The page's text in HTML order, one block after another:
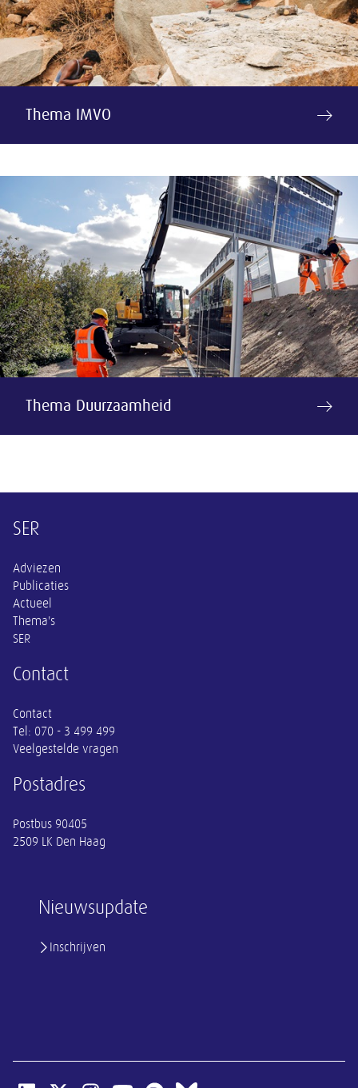
Thema IMVO
Thema Duurzaamheid
Overige informatie
Nieuwsupdate
Inschrijven
SER
Adviezen
Publicaties
Actueel
Thema's
SER
Contact
Contact
Tel: 070 - 3 499 499
Veelgestelde vragen
Postadres
Postbus 90405
2509 LK Den Haag